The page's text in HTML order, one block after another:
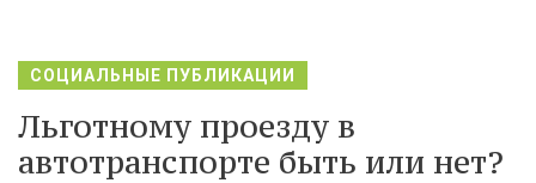
СОЦИАЛЬНЫЕ ПУБЛИКАЦИИ
Льготному проезду в
автотранспорте быть или нет?